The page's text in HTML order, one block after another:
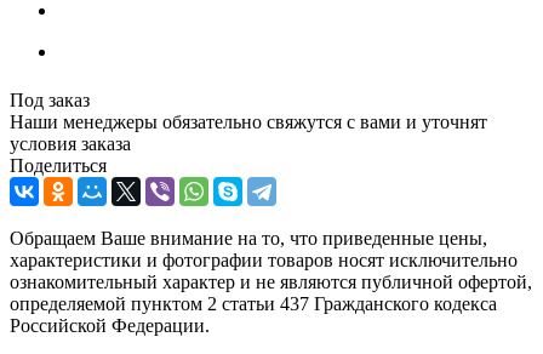
Под заказ
Наши менеджеры обязательно свяжутся с вами и уточнят
условия заказа
Поделиться
Обращаем Ваше внимание на то, что приведенные цены,
характеристики и фотографии товаров носят исключительно
ознакомительный характер и не являются публичной офертой,
определяемой пунктом 2 статьи 437 Гражданского кодекса
Российской Федерации.